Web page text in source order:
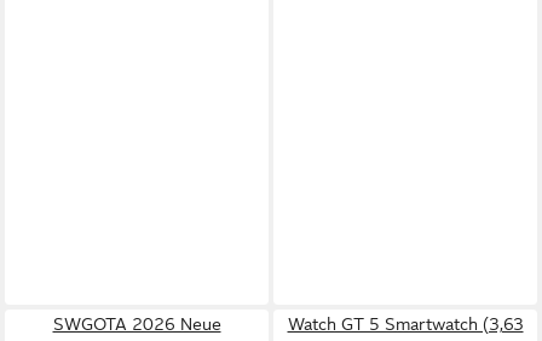
SWGOTA 2026 Neue
Watch GT 5 Smartwatch (3,63